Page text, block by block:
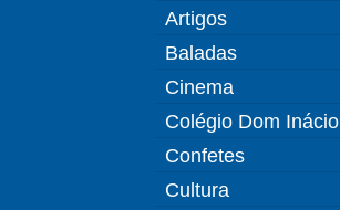
Artigos
Baladas
Cinema
Colégio Dom Inácio
Confetes
Cultura